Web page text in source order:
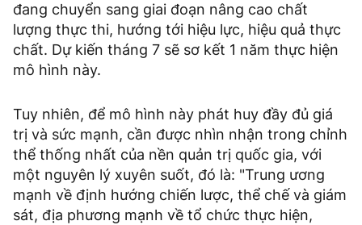
đang chuyển sang giai đoạn nâng cao chất
lượng thực thi, hướng tới hiệu lực, hiệu quả thực
chất. Dự kiến tháng 7 sẽ sơ kết 1 năm thực hiện
mô hình này.
Tuy nhiên, để mô hình này phát huy đầy đủ giá
trị và sức mạnh, cần được nhìn nhận trong chỉnh
thể thống nhất của nền quản trị quốc gia, với
một nguyên lý xuyên suốt, đó là: "Trung ương
mạnh về định hướng chiến lược, thể chế và giám
sát, địa phương mạnh về tổ chức thực hiện,